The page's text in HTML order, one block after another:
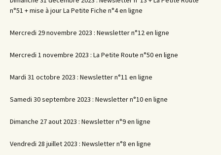
n°51 + mise à jour La Petite Fiche n°4 en ligne
Mercredi 29 novembre 2023 : Newsletter n°12 en ligne
Mercredi 1 novembre 2023 : La Petite Route n°50 en ligne
Mardi 31 octobre 2023 : Newsletter n°11 en ligne
Samedi 30 septembre 2023 : Newsletter n°10 en ligne
Dimanche 27 aout 2023 : Newsletter n°9 en ligne
Vendredi 28 juillet 2023 : Newsletter n°8 en ligne